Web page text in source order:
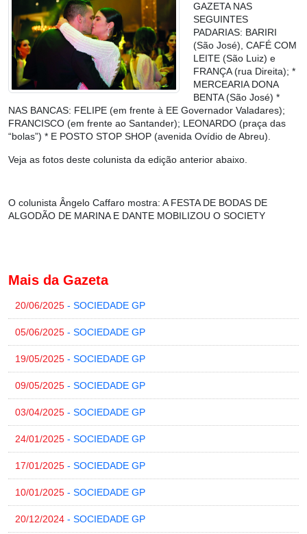
GAZETA NAS
SEGUINTES
PADARIAS: BARIRI
(São José), CAFÉ COM
LEITE (São Luiz) e
FRANÇA (rua Direita); *
MERCEARIA DONA
BENTA (São José) *
NAS BANCAS: FELIPE (em frente à EE Governador Valadares);
FRANCISCO (em frente ao Santander); LEONARDO (praça das
“bolas”) * E POSTO STOP SHOP (avenida Ovídio de Abreu).
Veja as fotos deste colunista da edição anterior abaixo.
O colunista Ângelo Caffaro mostra: A FESTA DE BODAS DE
ALGODÃO DE MARINA E DANTE MOBILIZOU O SOCIETY
Mais da Gazeta
20/06/2025 - SOCIEDADE GP
05/06/2025 - SOCIEDADE GP
19/05/2025 - SOCIEDADE GP
09/05/2025 - SOCIEDADE GP
03/04/2025 - SOCIEDADE GP
24/01/2025 - SOCIEDADE GP
17/01/2025 - SOCIEDADE GP
10/01/2025 - SOCIEDADE GP
20/12/2024 - SOCIEDADE GP